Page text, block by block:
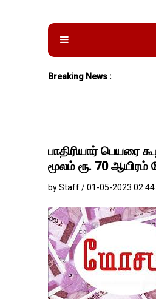
Breaking News :
பாதிரியார் பெயரை
மூலம் ரூ. 70 ஆயிரம்
by Staff / 01-05-2023